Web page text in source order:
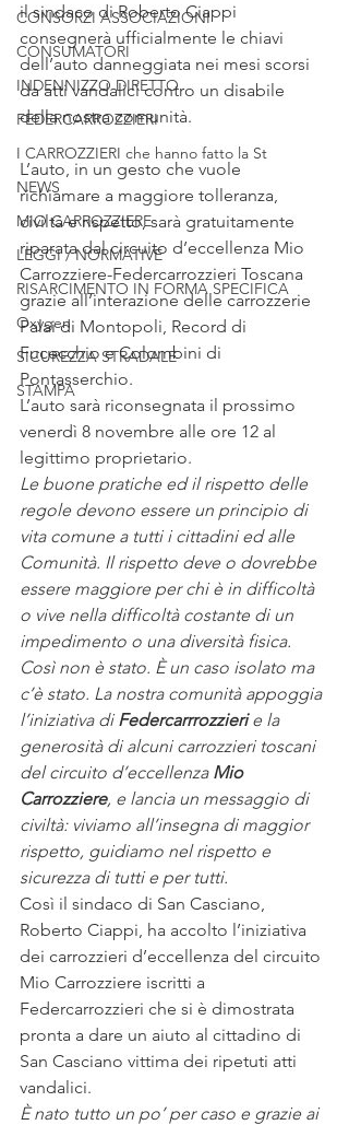
CONSORZI ASSOCIAZIONI
CONSUMATORI
INDENNIZZO DIRETTO
FEDERCARROZZIERI
I CARROZZIERI che hanno fatto la St
NEWS
MIO CARROZZIERE
LEGGI / NORMATIVE
RISARCIMENTO IN FORMA SPECIFICA
Oxygen
SICUREZZA STRADALE
STAMPA
il sindaco di Roberto Ciappi
consegnerà ufficialmente le chiavi
dell’auto danneggiata nei mesi scorsi
da atti vandalici contro un disabile
della nostra comunità.
L’auto, in un gesto che vuole
richiamare a maggiore tolleranza,
civiltà e rispetto, sarà gratuitamente
riparata dal circuito d’eccellenza Mio
Carrozziere-Federcarrozzieri Toscana
grazie all’interazione delle carrozzerie
Palai di Montopoli, Record di
Fucecchio e Colombini di
Pontasserchio.
L’auto sarà riconsegnata il prossimo
venerdì 8 novembre alle ore 12 al
legittimo proprietario.
Le buone pratiche ed il rispetto delle
regole devono essere un principio di
vita comune a tutti i cittadini ed alle
Comunità. Il rispetto deve o dovrebbe
essere maggiore per chi è in difficoltà
o vive nella difficoltà costante di un
impedimento o una diversità fisica.
Così non è stato. È un caso isolato ma
c’è stato. La nostra comunità appoggia
l’iniziativa di Federcarrrozzieri e la
generosità di alcuni carrozzieri toscani
del circuito d’eccellenza Mio
Carrozziere, e lancia un messaggio di
civiltà: viviamo all’insegna di maggior
rispetto, guidiamo nel rispetto e
sicurezza di tutti e per tutti.
Così il sindaco di San Casciano,
Roberto Ciappi, ha accolto l’iniziativa
dei carrozzieri d’eccellenza del circuito
Mio Carrozziere iscritti a
Federcarrozzieri che si è dimostrata
pronta a dare un aiuto al cittadino di
San Casciano vittima dei ripetuti atti
vandalici.
È nato tutto un po’ per caso e grazie ai